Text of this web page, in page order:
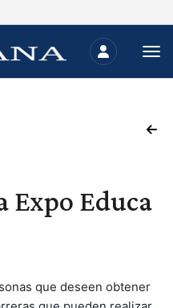
Expo Educa
que deseen obtener